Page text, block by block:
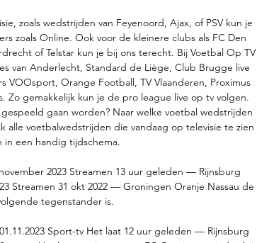
zoals wedstrijden van Feyenoord, Ajax, of PSV kun je
zoals Online. Ook voor de kleinere clubs als FC Den
of Telstar kun je bij ons terecht. Bij Voetbal Op TV
van Anderlecht, Standard de Liège, Club Brugge live
VOOsport, Orange Football, TV Vlaanderen, Proximus
Zo gemakkelijk kun je de pro league live op tv volgen.
gaan worden? Naar welke voetbal wedstrijden
alle voetbalwedstrijden die vandaag op televisie te zien
in een handig tijdschema.
2023 Streamen 13 uur geleden — Rijnsburg
Streamen 31 okt 2022 — Groningen Oranje Nassau de
tegenstander is.
Sport-tv Het laat 12 uur geleden — Rijnsburg